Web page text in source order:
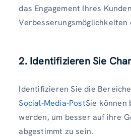
das Engagement Ihres
Verbesserungsmöglichkeiten
2. Identifizieren Sie
Identifizieren Sie die
Social-Media-PostSie können
werden, um besser auf ihre
abgestimmt zu sein.